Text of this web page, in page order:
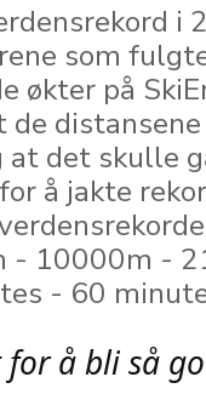
i
som
økter på
at det skulle
å jakte
- 10000m -
- 60
å bli så